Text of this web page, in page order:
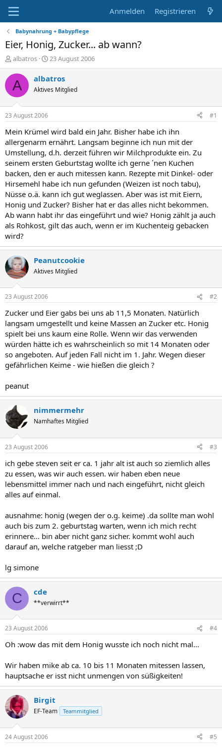
Anmelden Registrieren
Babynahrung + Babypflege
Eier, Honig, Zucker... ab wann?
E
r
s
t
e
r
albatros
E
r
s
e
t
a
23 August 2006
A albatros
Aktives Mitglied
23 August 2006 #1
Mein Krümel wird bald ein Jahr. Bisher habe ich ihn
allergenarm ernährt. Langsam beginne ich nun mit der
Umstellung, d.h. derzeit führen wir Milchprodukte ein. Zu
seinem ersten Geburtstag wollte ich gerne ´nen Kuchen
backen, den er auch mitessen kann. Rezepte mit Dinkel- oder
Hirsemehl habe ich nun gefunden (Weizen ist noch tabu),
Nüsse o.ä. kann ich gut weglassen. Aber was ist mit Eiern,
Honig und Zucker? Bisher hat er das alles nicht bekommen.
Ab wann habt ihr das eingeführt und wie? Honig zählt ja auch
als Rohkost, gilt das auch, wenn er im Kuchenteig gebacken
wird?
Peanutcookie
Aktives Mitglied
23 August 2006 #2
Zucker und Eier gabs bei uns ab 11,5 Monaten. Natürlich
langsam umgestellt und keine Massen an Zucker etc. Honig
spielt bei uns kaum eine Rolle. Wenn wir das verwenden
würden hätte ich es wahrscheinlich so mit 14 Monaten oder
so angeboten. Auf jeden Fall nicht im 1. Jahr. Wegen dieser
gefährlichen Keime - wie hießen die gleich ?
peanut
nimmermehr
Namhaftes Mitglied
23 August 2006 #3
ich gebe steven seit er ca. 1 jahr alt ist auch so ziemlich alles
zu essen, was wir auch essen. wir haben eben neue
lebensmittel immer nach und nach eingeführt, nicht gleich
alles auf einmal.
ausnahme: honig (wegen der o.g. keime) .da sollte man wohl
auch bis zum 2. geburtstag warten, wenn ich mich recht
erinnere... bin aber nicht ganz sicher. kommt wohl auch
darauf an, welche ratgeber man liesst ;D
lg simone
C cde
**verwirrt**
23 August 2006 #4
Oh :wow das mit dem Honig wusste ich noch nicht mal...
Wir haben mike ab ca. 10 bis 11 Monaten mitessen lassen,
hauptsache er isst nicht unmengen von süßigkeiten!
Birgit
EF-Team Teammitglied
24 August 2006 #5